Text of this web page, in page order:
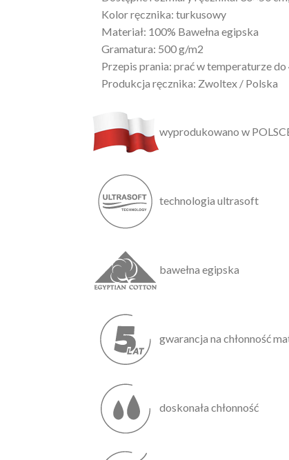
Kolor ręcznika: turkusowy
Materiał: 100% Bawełna egipska
Gramatura: 500 g/m2
Przepis prania: prać w temperaturze do
Produkcja ręcznika: Zwoltex / Polska
wyprodukowano w
technologia ultrasoft
bawełna egipska
gwarancja na chłonność
doskonała chłonność